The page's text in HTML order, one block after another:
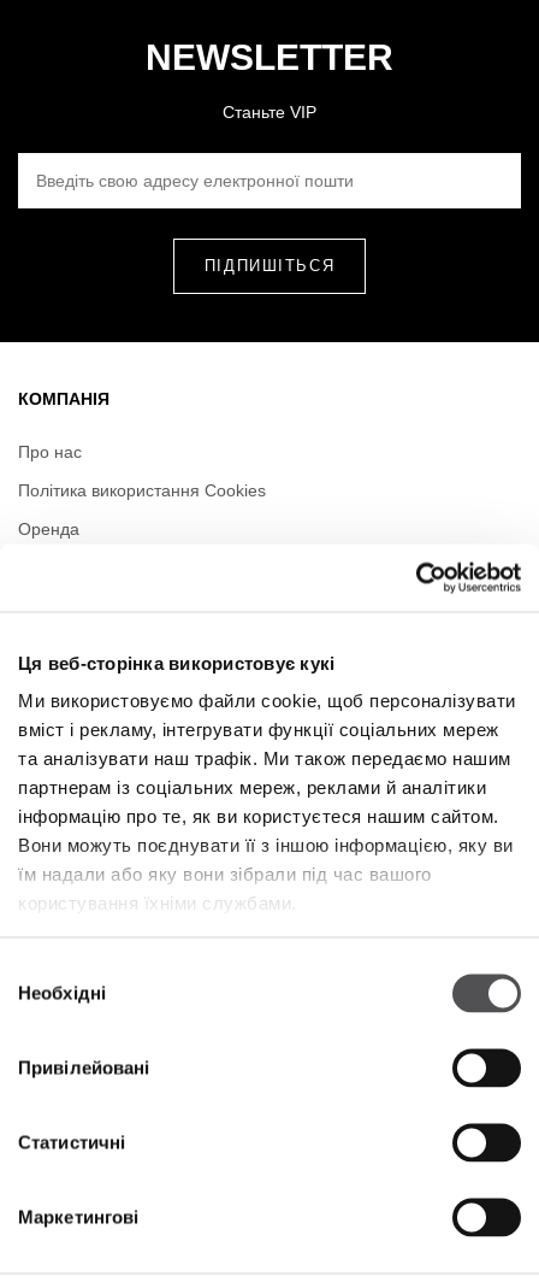
Ця веб-сторінка використовує кукі
Ми використовуємо файли cookie, щоб персоналізувати
вміст і рекламу, інтегрувати функції соціальних мереж
та аналізувати наш трафік. Ми також передаємо нашим
партнерам із соціальних мереж, реклами й аналітики
інформацію про те, як ви користуєтеся нашим сайтом.
Вони можуть поєднувати її з іншою інформацією, яку ви
їм надали або яку вони зібрали під час вашого
користування їхніми службами.
згодиНеобхідні
Привілейовані
Статистичні
Маркетингові
NEWSLETTER
Станьте VIP
КОМПАНІЯ
Про нас
Політика використання Cookies
Оренда
Понеділок
09:00 - 21:00
Вівторок
09:00 - 21:00
Середа
09:00 - 21:00
П'ятниця
09:00 - 21:00
Субота
09:00 - 21:00
У торгову неділю
Більше інформації
Designer Outlet Sosnowiec
+48 32 296 50 22